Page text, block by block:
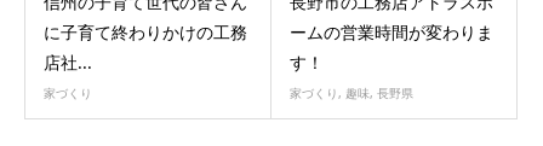
に子育て終わりかけの工務
店社...
家づくり
ームの営業時間が変わりま
す！
家づくり, 趣味, 長野県